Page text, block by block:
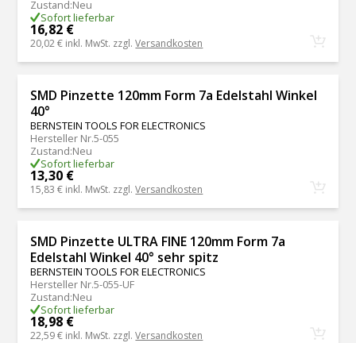
Zustand:Neu
Sofort lieferbar
16,82 €
20,02 € inkl. MwSt. zzgl.Versandkosten
SMD Pinzette 120mm Form 7a Edelstahl Winkel
40°
BERNSTEIN TOOLS FOR ELECTRONICS
Hersteller Nr.5-055
Zustand:Neu
Sofort lieferbar
13,30 €
15,83 € inkl. MwSt. zzgl.Versandkosten
SMD Pinzette ULTRA FINE 120mm Form 7a
Edelstahl Winkel 40° sehr spitz
BERNSTEIN TOOLS FOR ELECTRONICS
Hersteller Nr.5-055-UF
Zustand:Neu
Sofort lieferbar
18,98 €
22,59 € inkl. MwSt. zzgl.Versandkosten